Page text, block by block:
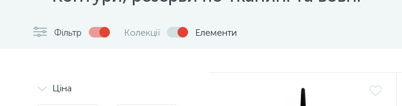
Фільтр Колекції Елементи
Ціна